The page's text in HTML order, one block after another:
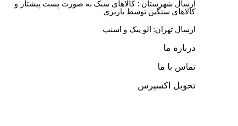
ارسال شهرستان : کالاهای سبک به صورت پست پیشتاز و
کالاهای سنگین توسط باربری
ارسال تهران: الو پیک و اسنپ
درباره ما
تماس با ما
تحویل اکسپرس